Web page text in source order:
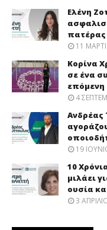
Ελένη
11
Κορίνα
σε ένα
επόμενη
4
Ανδρέας
19
10
μιλάει
ουσία
3